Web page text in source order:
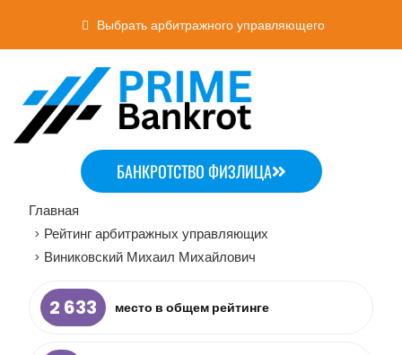
Выбрать арбитражного управляющего
БАНКРОТСТВО ФИЗЛИЦА
Главная
> Рейтинг арбитражных управляющих
> Виниковский Михаил Михайлович
2 633 место в общем рейтинге